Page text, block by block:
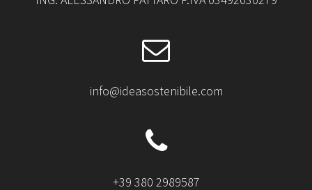
info@ideasostenibile.com
+39 380 2989587